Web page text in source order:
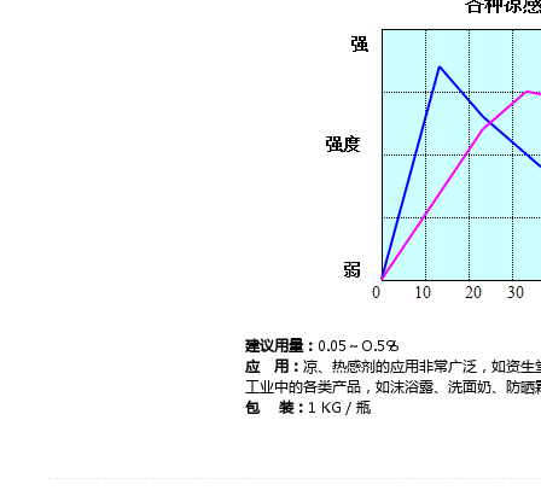
建议用量： 0.05～O.5％
应 用： 凉、热感剂的应用非常广泛，如资
工业中的各类产品，如沫浴露、洗面奶、防
包 装： 1 KG／瓶